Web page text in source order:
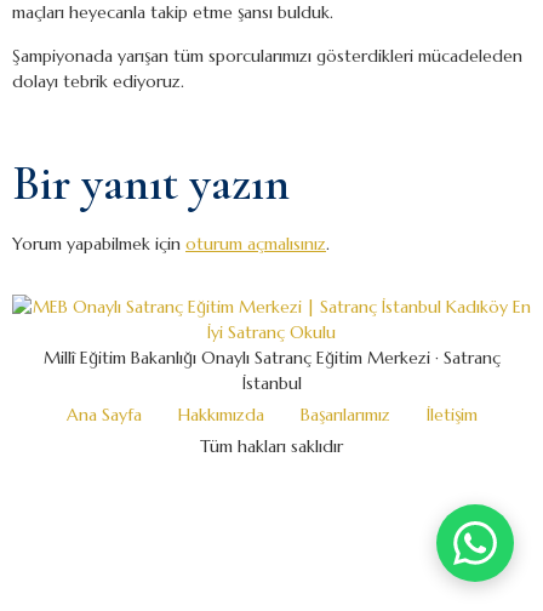
maçları heyecanla takip etme şansı bulduk.
Şampiyonada yarışan tüm sporcularımızı gösterdikleri mücadeleden
dolayı tebrik ediyoruz.
Bir yanıt yazın
Yorum yapabilmek için oturum açmalısınız.
Millî Eğitim Bakanlığı Onaylı Satranç Eğitim Merkezi · Satranç
İstanbul
Ana Sayfa
Hakkımızda Başarılarımız
İletişim
Tüm hakları saklıdır